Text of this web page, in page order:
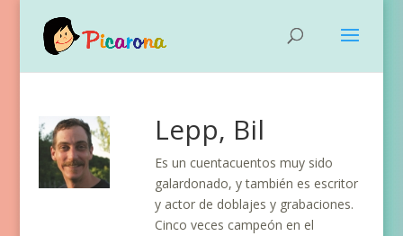
Lepp, Bil
Es un cuentacuentos muy sido
galardonado, y también es escritor
y actor de doblajes y grabaciones.
Cinco veces campeón en el